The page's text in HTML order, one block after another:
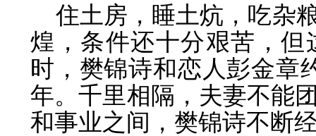
住土房，睡土炕，吃杂
煌，条件还十分艰苦，
时，樊锦诗和恋人彭金章
年。千里相隔，夫妻不能
和事业之间，樊锦诗不断